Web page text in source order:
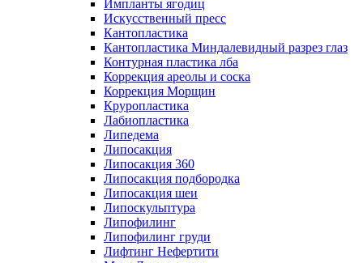
Импланты ягодиц
Искусственный пресс
Кантопластика
Кантопластика Миндалевидный разрез глаз
Контурная пластика лба
Коррекция ареолы и соска
Коррекция Морщин
Круропластика
Лабиопластика
Липедема
Липосакция
Липосакция 360
Липосакция подбородка
Липосакция шеи
Липоскульптура
Липофилинг
Липофилинг груди
Лифтинг Нефертити